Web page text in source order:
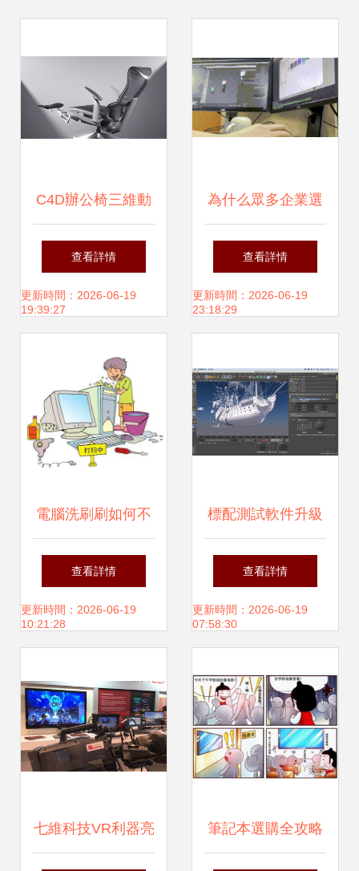
C4D辦公椅三維動
畫作品解析 從建模
到渲染的完整案列
查看詳情
更新時間：2026-06-19
19:39:27
為什么眾多企業選
擇創點做動畫制
作？背后的秘密今
查看詳情
更新時間：2026-06-19
23:18:29
電腦洗刷刷如何不
受傷 平面設計工作
者的防護指南
查看詳情
更新時間：2026-06-19
10:21:28
標配測試軟件升級
CINEBENCH R23
到底是個啥
查看詳情
更新時間：2026-06-19
07:58:30
七維科技VR利器亮 筆記本選購全攻略